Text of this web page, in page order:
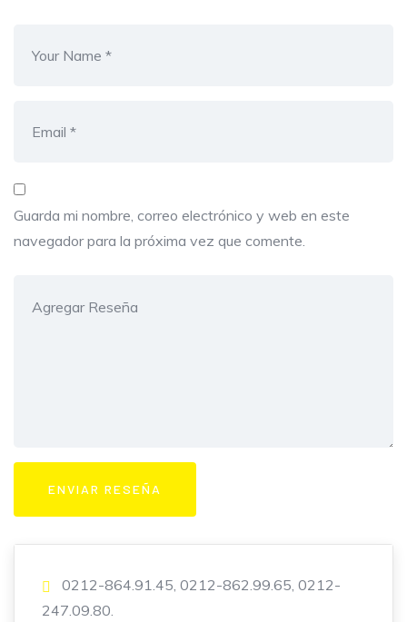
Guarda mi nombre, correo electrónico y web en este
navegador para la próxima vez que comente.
0212-864.91.45, 0212-862.99.65, 0212-
247.09.80.